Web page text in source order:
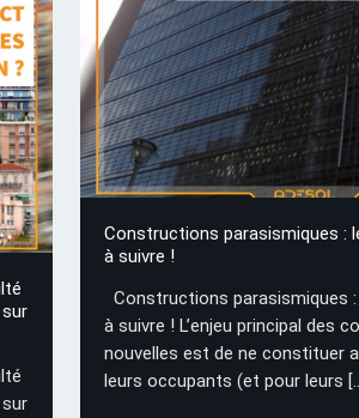
Constructions parasismiques :
à suivre !
Constructions parasismiques :
à suivre ! L’enjeu principal des
nouvelles est de ne constituer
leurs occupants (et pour leurs